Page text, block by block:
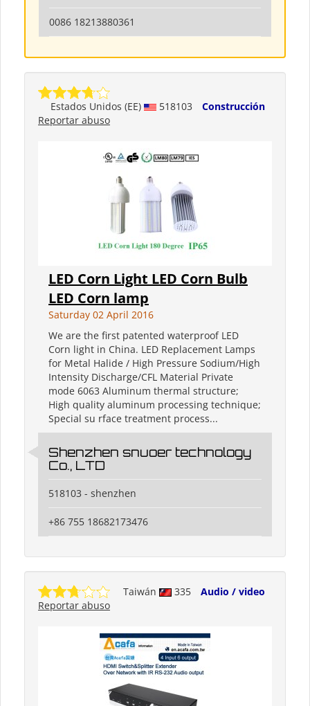
0086 18213880361
Estados Unidos (EE) 518103
Construcción
Reportar abuso
LED Corn Light LED Corn Bulb
LED Corn lamp
Saturday 02 April 2016
We are the first patented waterproof LED
Corn light in China. LED Replacement Lamps
for Metal Halide / High Pressure Sodium/High
Intensity Discharge/CFL Material Private
mode 6063 Aluminum thermal structure;
High quality aluminum processing technique;
Special su rface treatment process...
Shenzhen snuoer technology
Co., LTD
518103 - shenzhen
+86 755 18682173476
Taiwán 335
Audio / video
Reportar abuso